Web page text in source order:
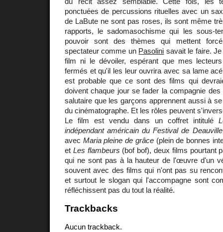
ponctuées de percussions rituelles avec un
de LaBute ne sont pas roses, ils sont même
rapports, le sadomasochisme qui les sous-
pouvoir sont des thèmes qui mettent
spectateur comme un Pasolini savait le faire.
film ni le dévoiler, espérant que mes
fermés et qu'il les leur ouvrira avec sa lame
est probable que ce sont des films qui
doivent chaque jour se fader la compagnie
salutaire que les garçons apprennent aussi à
du cinématographe. Et les rôles peuvent
Le film est vendu dans un coffret intitulé
indépendant américain du Festival de
avec Maria pleine de grâce(plein de bonnes
et Les flambeurs (bof bof), deux films pourtant
qui ne sont pas à la hauteur de l'œuvre d'un
souvent avec des films qui n'ont pas su
et surtout le slogan qui l'accompagne sont
réfléchissent pas du tout la réalité.
Trackbacks
Aucun trackback.